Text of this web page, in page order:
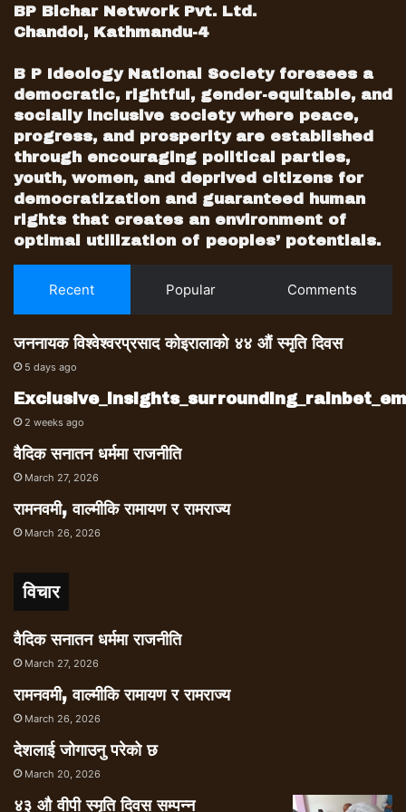
मूल्यमान्यताको रक्षाका लागि नेपाली कांग्रेस दृढतापुर्वक
उभिने प्रण गर्दछ ।
१२। कम्युनिष्ट सरकार बनेपछि आम नागरिकले चर्को
मुल्यबृद्धिको उपहार प्राप्त गरेको वर्तमान अवस्थालाई यो
भेलाले गम्भिरतापूर्वक लिएको छ । मुल्यबृद्धि बारे
एकातर्फ प्रधानमन्त्रीको गैह्र जिम्मेवार अभिव्यक्ति र
मूल्य वृदीको विरोधमा आम विद्यार्थीहरूको शान्तिपूर्ण
प्रदर्शनमाथि दमन गर्ने कार्यले सरकारको जनविरोधी
चरित्र प्रस्ट्याएको छ । यसै क्रममा नेपाली कांग्रेस
सुर्खेतको जिल्ला कार्यालयमा भएको प्रहरी हस्तक्षेपको
सरकारबिरुद्ध कडा कदम चाल्न बाध्य हुने चेतावनी दिन्छ
शासन९प्रणालीलाई नै अस्थिरता तर्फ धकेल्ने गरि
राष्ट्रपतीय प्रणाली बारे आएको अभिव्यक्तिलाई यो भेला
सहमतिद्वारा निर्मित वर्तमान संविधानलाई विफल पर्ने
षडयन्त्रको रुपमा लिन्छ । बहुमतको आडमा संविधानका
मुलभूत संरचनालाई भत्काउने, लामो संघर्षबाट प्राप्त
१४। तत्कालिन एमालेको नक्कली राष्ट्रवाद सरकारमा
पुगेपछि लम्पसारवादमा परिणत भएको आम नागरिकको
१५। संविधान निर्माण तथा स्थानीय, प्रदेश र केन्द्रको
निर्वाचन सम्पन्न गर्ने क्रममा तराई मधेशमा रहेको भावना
समेतलाई ध्यानमा राखि तत्कालीन समयमा नेपाली
कांग्रेस नेतृत्वमा रहेका सरकारहरुले गरेको संविधान
शंशोधनको प्रस्तावलाई राष्टघात भन्ने हरु नै आज
संसोधन आबश्यक रहेको निष्कर्षमा पुग्नु तिनको नैतिक
पराजय र हाम्रो राजनैतिक विजय हो । शंसोधन गर्छौं
भन्ने तर अलमल्याइ राख्ने र त्यसलाई सत्ताको
सौदावाजीका लागि प्रयोग गर्ने प्रबृत्तिलाई मधेसमाथिको
नयाँ षडयन्त्र हो ।
BP Bichar Network Pvt. Ltd.
Chandol, Kathmandu-4
B P Ideology National Society foresees a
democratic, rightful, gender-equitable, and
socially inclusive society where peace,
progress, and prosperity are established
through encouraging political parties,
youth, women, and deprived citizens for
democratization and guaranteed human
rights that creates an environment of
optimal utilization of peoples’ potentials.
Recent Popular Comments
जननायक विश्वेश्वरप्रसाद कोइरालाको ४४ औं स्मृति दिवस
5 days ago
2 weeks ago
वैदिक सनातन धर्ममा राजनीति
March 27, 2026
रामनवमी, वाल्मीकि रामायण र रामराज्य
March 26, 2026
विचार
वैदिक सनातन धर्ममा राजनीति
March 27, 2026
रामनवमी, वाल्मीकि रामायण र रामराज्य
March 26, 2026
देशलाई जोगाउनु परेको छ
March 20, 2026
४३ औ वीपी स्मृति दिवस सम्पन्न